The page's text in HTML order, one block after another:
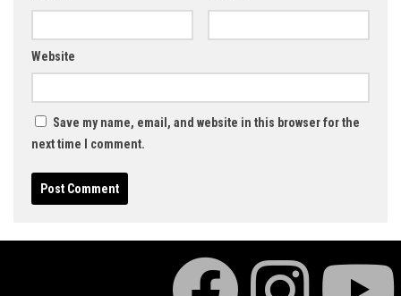
Website
Save my name, email, and website in this browser for the
next time I comment.